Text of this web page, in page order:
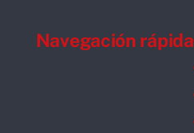
Navegación rápida